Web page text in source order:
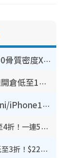
港大推賽馬會強化骨骼計劃！$100骨質密度X光檢查 完成免費運動訓練送超市禮券！附參加資格
開倉優惠 | 尖沙咀海港城名牌波鞋開倉低至1折！On鞋$899起／Joy&Peace鞋履$98起
豐澤優惠勁減低至44折！Mac mini/iPhone17Pro大減價！廚房家電$220起
開倉優惠｜尖沙咀名牌行李箱開倉低至4折！一連5日 American Tourister/ace./Hallmark $200起！
廚具開倉｜特福Tefal廚具/家電開倉低至3折！$220起買平底鍋/炒鑊/湯煲！電飯煲/吸塵機/燙斗$418起